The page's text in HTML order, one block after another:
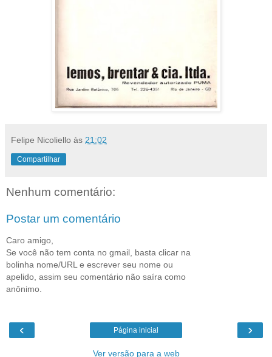
Felipe Nicoliello às 21:02
Compartilhar
Nenhum comentário:
Postar um comentário
Caro amigo,
Se você não tem conta no gmail, basta clicar na
bolinha nome/URL e escrever seu nome ou
apelido, assim seu comentário não saíra como
anônimo.
‹ ›
Página inicial
Ver versão para a web